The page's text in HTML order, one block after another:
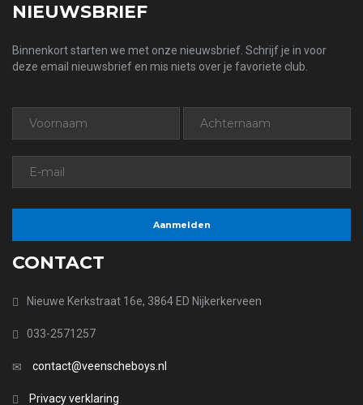
NIEUWSBRIEF
Binnenkort starten we met onze nieuwsbrief. Schrijf je in voor
deze email nieuwsbrief en mis niets over je favoriete club.
CONTACT
Nieuwe Kerkstraat 16e, 3864 ED Nijkerkerveen
033-2571257
contact@veenscheboys.nl
Privacy verklaring